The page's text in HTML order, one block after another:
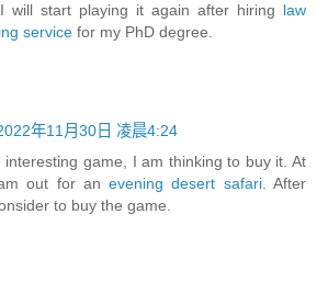
will start playing it again after hiring law
service for my PhD degree.
年11月30日 凌晨4:24
interesting game, I am thinking to buy it. At
out for anevening desert safari. After
to buy the game.